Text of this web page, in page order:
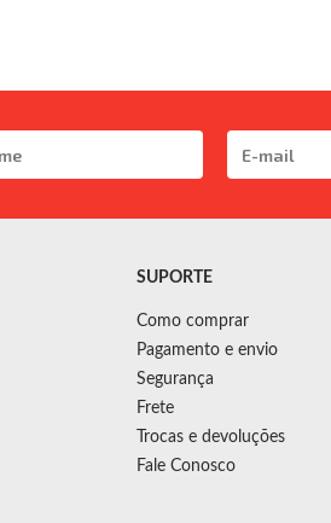
SUPORTE
Como comprar
Pagamento e envio
Segurança
Frete
Trocas e devoluções
Fale Conosco